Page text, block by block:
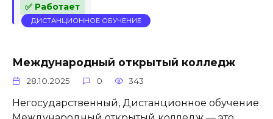
✅ Работает
ДИСТАНЦИОННОЕ ОБУЧЕНИЕ
Международный открытый колледж
28.10.2025 0 343
Негосударственный, Дистанционное обучение